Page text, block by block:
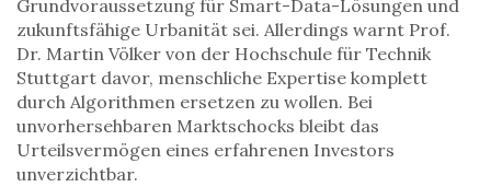
Grundvoraussetzung für Smart-Data-Lösungen und
zukunftsfähige Urbanität sei. Allerdings warnt Prof.
Dr. Martin Völker von der Hochschule für Technik
Stuttgart davor, menschliche Expertise komplett
durch Algorithmen ersetzen zu wollen. Bei
unvorhersehbaren Marktschocks bleibt das
Urteilsvermögen eines erfahrenen Investors
unverzichtbar.